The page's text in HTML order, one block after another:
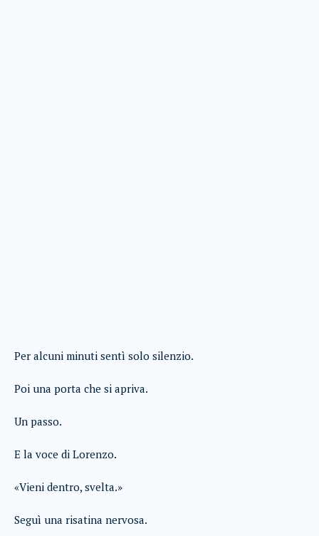
Per alcuni minuti sentì solo silenzio.
Poi una porta che si apriva.
Un passo.
E la voce di Lorenzo.
«Vieni dentro, svelta.»
Seguì una risatina nervosa.